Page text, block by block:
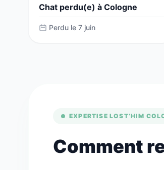
Chat perdu(e) à Cologne
Perdu le 7 juin
EXPERTISE LOST’HIM
Comment